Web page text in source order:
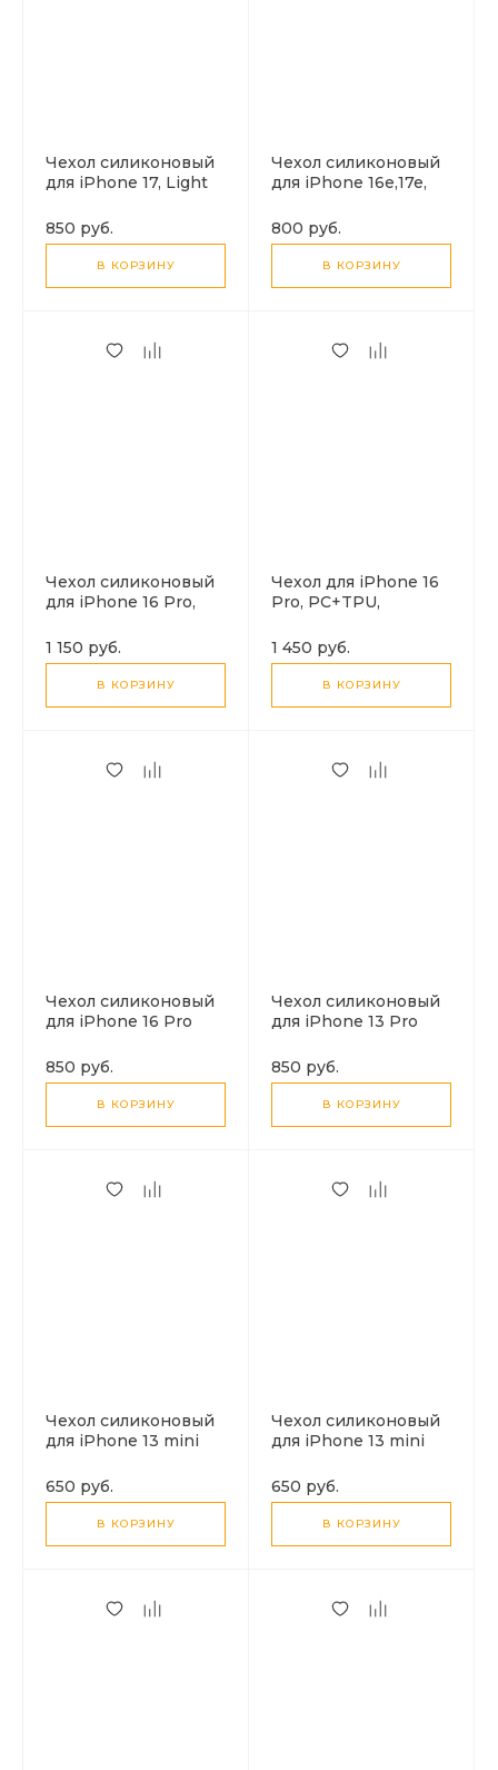
Чехол силиконовый
для iPhone 17, Light
прозрачный
850 руб.
В КОРЗИНУ
Чехол силиконовый
для iPhone 16e,17e,
HOCO, прозрачный
800 руб.
В КОРЗИНУ
Чехол силиконовый
для iPhone 16 Pro,
(MagSafe), HOCO,
прозрачный
1 150 руб.
В КОРЗИНУ
Чехол для iPhone 16
Pro, PC+TPU,
(MagSafe), AS4, HOCO,
прозрачный
1 450 руб.
В КОРЗИНУ
Чехол силиконовый
для iPhone 16 Pro
HOCO, прозрачный
850 руб.
В КОРЗИНУ
Чехол силиконовый
для iPhone 13 Pro
HOCO, красный
850 руб.
В КОРЗИНУ
Чехол силиконовый
для iPhone 13 mini
HOCO, красный
650 руб.
В КОРЗИНУ
Чехол силиконовый
для iPhone 13 mini
HOCO, черный
650 руб.
В КОРЗИНУ